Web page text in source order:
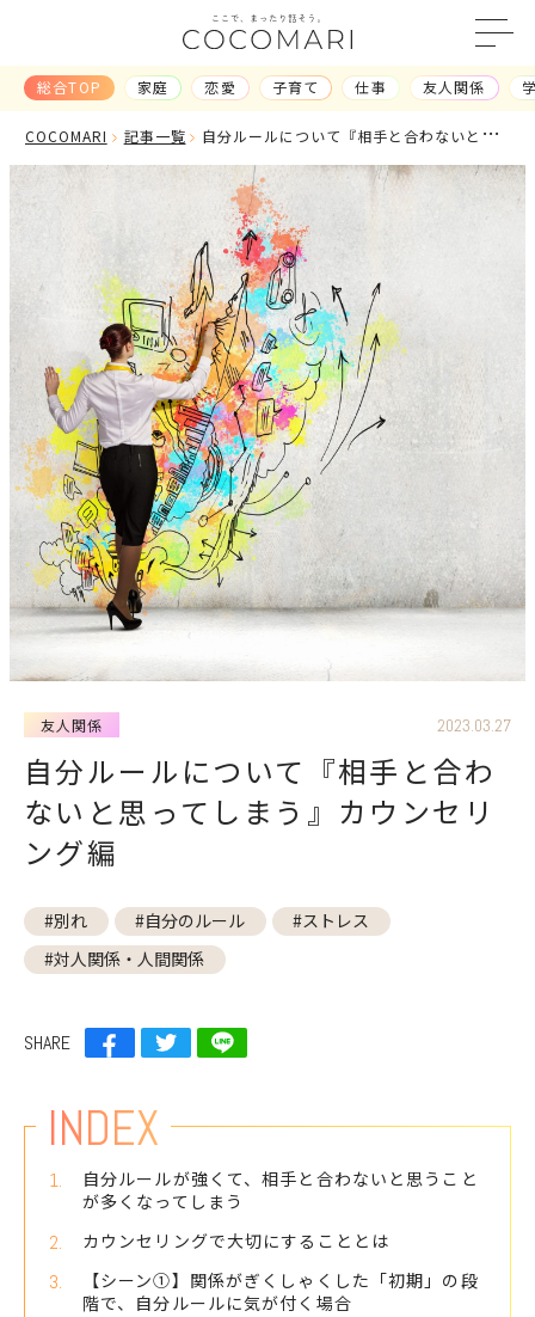
総合TOP 家庭 恋愛 子育て 仕事 友人関係
総合TOP
記事一覧
ランキング
カテゴリから探す
家庭
子育て 仕事
友人関係 学校
企業 コーチング
#葛藤
#プレイングマネージャー
#嫌悪感
#日内変動
#新型うつ病・非定型うつ病
#見分けポイント
#真面目さ
#価値観
#無断欠席・無断欠勤
#微笑みうつ病
#不安
#ぐるぐる思考
COCOMARI 記事一覧
自分ルールについて『相手と合わないと思
ってしまう』カウンセリング編
友人関係 2023.03.27
自分ルールについて『相手と合わ
ないと思ってしまう』カウンセリ
ング編
#別れ #自分のルール
#ストレス
#対人関係・人間関係
SHARE
INDEX
自分ルールが強くて、相手と合わないと思うこと
が多くなってしまう
カウンセリングで大切にすることとは
【シーン①】関係がぎくしゃくした「初期」の段
階で、自分ルールに気が付く場合